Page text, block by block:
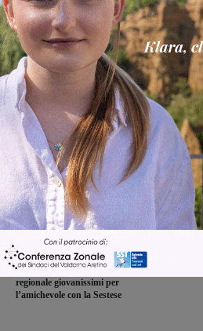
Cronaca 4 Agosto 2026
Un anno fa la strage in A1
Gianni, Giulia e Franco.
processo, lo stop ai
Cronaca 3 Agosto 2026
Scomparso da una
Fiorentino l’uomo che
Levane nel 2020
Articolo precedente
Tre aquilotti nella rappresentativa
regionale giovanissimi per
l’amichevole con la Sestese